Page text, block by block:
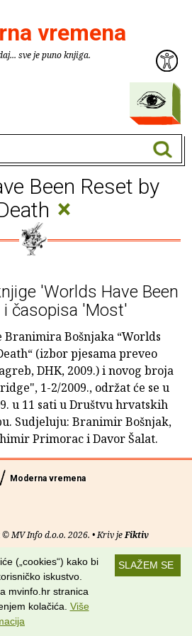
vremena
sve je puno knjiga.
Been Reset by
×
'Worlds Have Been
i časopisa 'Most'
Bošnjaka “Worlds
(izbor pjesama preveo
DHK, 2009.) i novog broja
1-2/2009., održat će se u
u 11 sati u Društvu hrvatskih
Sudjeluju: Branimir Bošnjak,
Primorac i Davor Šalat.
Moderna vremena
MV Info d.o.o. 2026. • Kriv jeFiktiv
•Uvjeti korištenja•RSS kanali
Potraži nas na:
SLAŽEM SE
(„cookies“) kako bi
iskustvo.
mvinfo.hr stranica
kolačića. Više